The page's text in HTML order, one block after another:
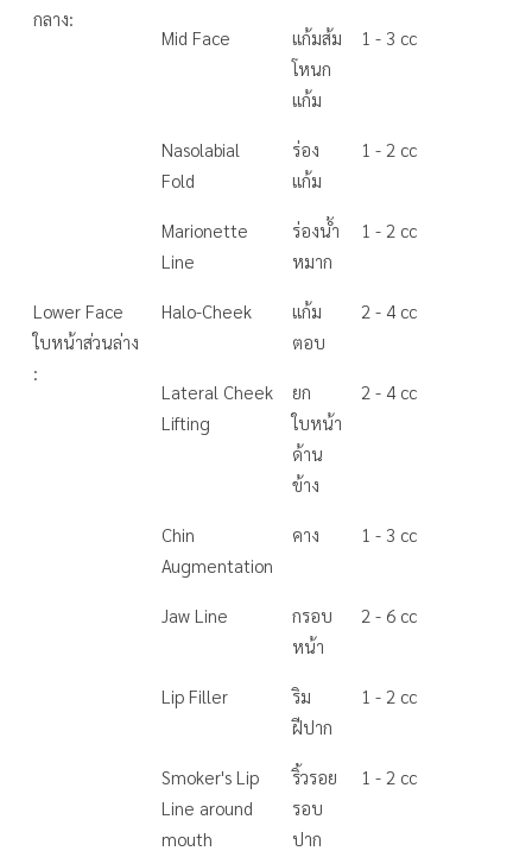
กลาง:
Mid Face
แก้มส้ม
โหนก
แก้ม
1 - 3 cc
Nasolabial
Fold
ร่อง
แก้ม
1 - 2 cc
Marionette
Line
ร่องน้ำ
หมาก
1 - 2 cc
Lower Face
ใบหน้าส่วนล่าง
:
Halo-Cheek
แก้ม
ตอบ
2 - 4 cc
Lateral Cheek
Lifting
ยก
ใบหน้า
ด้าน
ข้าง
2 - 4 cc
Chin
Augmentation
คาง 1 - 3 cc
Jaw Line
กรอบ
หน้า
2 - 6 cc
Lip Filler
ริม
ฝีปาก
1 - 2 cc
Smoker's Lip
Line around
mouth
ริ้วรอย
รอบ
ปาก
1 - 2 cc